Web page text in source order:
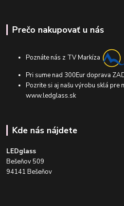
Prečo nakupovať u nás
Poznáte nás z TV Markíza
Pri sume nad 300Eur
Pozrite si aj našu výrobu sklá pre
www.ledglass.sk
Kde nás nájdete
LEDglass
Bešeňov 509
94141 Bešeňov